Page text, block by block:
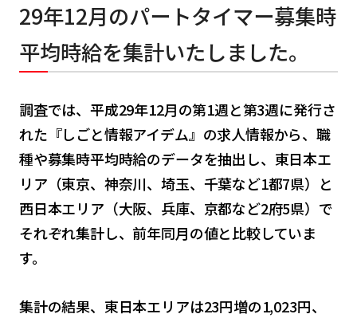
29年12月のパートタイマー募集時
平均時給を集計いたしました。
調査では、平成29年12月の第1週と第3週に発行さ
れた『しごと情報アイデム』の求人情報から、職
種や募集時平均時給のデータを抽出し、東日本エ
リア（東京、神奈川、埼玉、千葉など1都7県）と
西日本エリア（大阪、兵庫、京都など2府5県）で
それぞれ集計し、前年同月の値と比較していま
す。
集計の結果、東日本エリアは23円増の1,023円、